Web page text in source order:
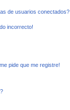
de usuarios conectados?
incorrecto!
pide que me registre!